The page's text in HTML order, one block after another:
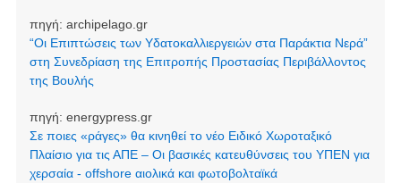
πηγή: archipelago.gr
“Οι Επιπτώσεις των Υδατοκαλλιεργειών στα Παράκτια Νερά”
στη Συνεδρίαση της Επιτροπής Προστασίας Περιβάλλοντος
της Βουλής
πηγή: energypress.gr
Σε ποιες «ράγες» θα κινηθεί το νέο Ειδικό Χωροταξικό
Πλαίσιο για τις ΑΠΕ – Οι βασικές κατευθύνσεις του ΥΠΕΝ για
χερσαία - offshore αιολικά και φωτοβολταϊκά